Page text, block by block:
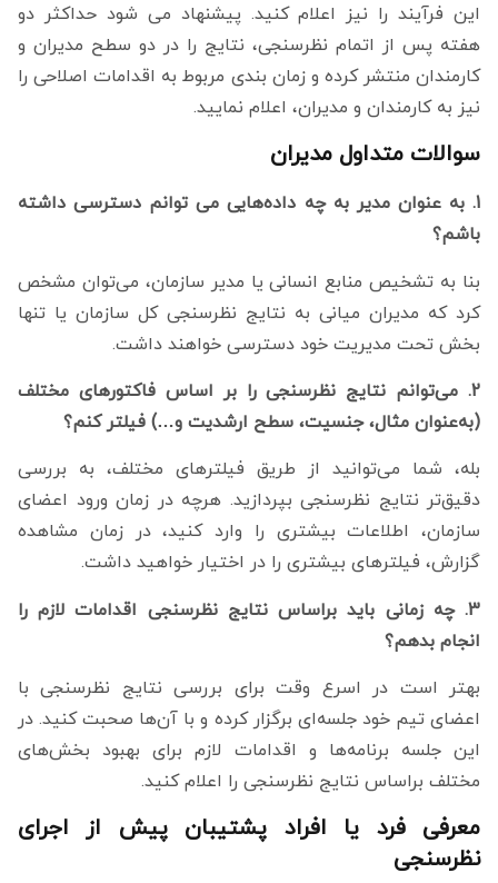
این فرآیند را نیز اعلام کنید. پیشنهاد می شود حداکثر دو
هفته پس از اتمام نظرسنجی، نتایج را در دو سطح مدیران و
کارمندان منتشر کرده و زمان بندی مربوط به اقدامات اصلاحی را
نیز به کارمندان و مدیران، اعلام نمایید.
سوالات متداول مدیران
1. به عنوان مدیر به چه داده‌هایی می توانم دسترسی داشته
باشم؟
بنا به تشخیص منابع انسانی یا مدیر سازمان، می‌توان مشخص
کرد که مدیران میانی به نتایج نظرسنجی کل سازمان یا تنها
بخش تحت مدیریت خود دسترسی خواهند داشت.
2. می‌توانم نتایج نظرسنجی را بر اساس فاکتورهای مختلف
(به‌عنوان مثال، جنسیت، سطح ارشدیت و…) فیلتر کنم؟
بله، شما می‌توانید از طریق فیلترهای مختلف، به بررسی
دقیق‌تر نتایج نظرسنجی بپردازید. هرچه در زمان ورود اعضای
سازمان، اطلاعات بیشتری را وارد کنید، در زمان مشاهده
گزارش، فیلترهای بیشتری را در اختیار خواهید داشت.
3. چه زمانی باید براساس نتایج نظرسنجی اقدامات لازم را
انجام بدهم؟
بهتر است در اسرع وقت برای بررسی نتایج نظرسنجی با
اعضای تیم خود جلسه‌ای برگزار کرده و با آن‌ها صحبت کنید. در
این جلسه برنامه‌ها و اقدامات لازم برای بهبود بخش‌های
مختلف براساس نتایج نظرسنجی را اعلام کنید.
معرفی فرد یا افراد پشتیبان پیش از اجرای
نظرسنجی